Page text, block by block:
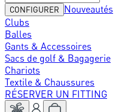
CONFIGURER
Nouveautés
Clubs
Balles
Gants & Accessoires
Sacs de golf & Bagagerie
Chariots
Textile & Chaussures
RÉSERVER UN FITTING